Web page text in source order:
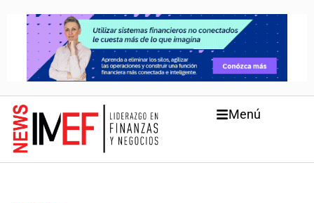
Menú